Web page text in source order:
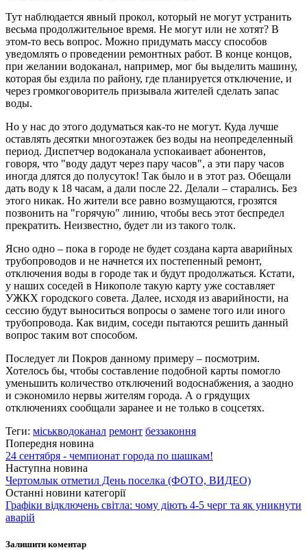
Тут наблюдается явный прокол, который не могут устранить
весьма продолжительное время. Не могут или не хотят? В
этом-то весь вопрос. Можно придумать массу способов
уведомлять о проведении ремонтных работ. В конце концов,
при желании водоканал, например, мог бы выделить машину,
которая бы ездила по району, где планируется отключение, и
через громкоговоритель призывала жителей сделать запас
воды.
Но у нас до этого додуматься как-то не могут. Куда лучше
оставлять десятки многоэтажек без воды на неопределенный
период. Диспетчер водоканала успокаивает абонентов,
говоря, что "воду дадут через пару часов", а эти пару часов
иногда длятся до полусуток! Так было и в этот раз. Обещали
дать воду к 18 часам, а дали после 22. Делали – старались. Без
этого никак. Но жители все равно возмущаются, грозятся
позвонить на "горячую" линию, чтобы весь этот беспредел
прекратить. Неизвестно, будет ли из такого толк.
Ясно одно – пока в городе не будет создана карта аварийных
трубопроводов и не начнется их постепенный ремонт,
отключения воды в городе так и будут продолжаться. Кстати,
у наших соседей в Никополе такую карту уже составляет
УЖКХ городского совета. Далее, исходя из аварийности, на
сессию будут выноситься вопросы о замене того или иного
трубопровода. Как видим, соседи пытаются решить данный
вопрос таким вот способом.
Последует ли Покров данному примеру – посмотрим.
Хотелось бы, чтобы составление подобной карты помогло
уменьшить количество отключений водоснабжения, а заодно
и сэкономило нервы жителям города. А о грядущих
отключениях сообщали заранее и не только в соцсетях.
Теги: міськводоканал ремонт беззаконня
Попередня новина
24 сентября - чемпионат города по шашкам!
Наступна новина
Чертомлык отметил День поселка (ФОТО, ВИДЕО)
Останні новини категорії
Графіки відключень світла: чому діють 4-5 черг та як уникнути
аварій
Залишити коментар